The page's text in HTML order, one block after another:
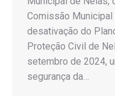
Comissão
desativação do
Proteção Civil de
setembro de 2024,
segurança da…